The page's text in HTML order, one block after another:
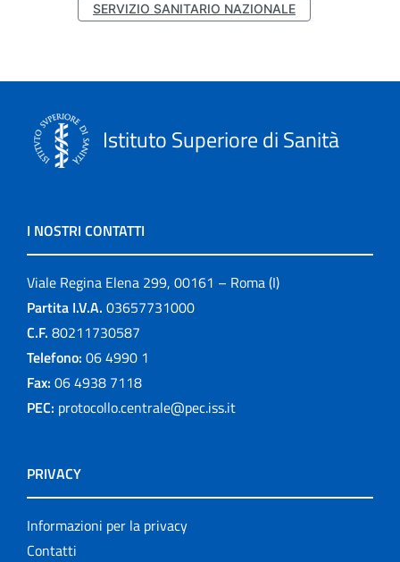
SERVIZIO SANITARIO NAZIONALE
Istituto Superiore di Sanità
I NOSTRI CONTATTI
Viale Regina Elena 299, 00161 – Roma (I)
Partita I.V.A. 03657731000
C.F. 80211730587
Telefono: 06 4990 1
Fax: 06 4938 7118
PEC: protocollo.centrale@pec.iss.it
PRIVACY
Informazioni per la privacy
Contatti